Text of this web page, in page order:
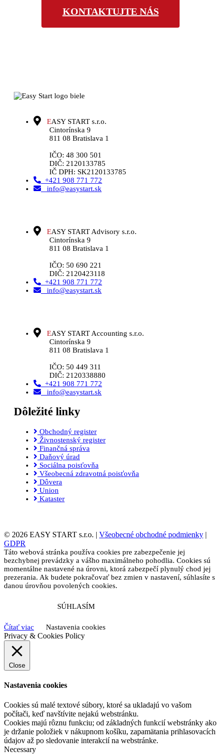
KONTAKTUJTE NÁS
EASY START s.r.o.
Cintorínska 9
811 08 Bratislava 1
IČO: 48 300 501
DIČ: 2120133785
IČ DPH: SK2120133785
+421 908 771 772
info@easystart.sk
EASY START Advisory s.r.o.
Cintorínska 9
811 08 Bratislava 1
IČO: 50 690 221
DIČ: 2120423118
+421 908 771 772
info@easystart.sk
EASY START Accounting s.r.o.
Cintorínska 9
811 08 Bratislava 1
IČO: 50 449 311
DIČ: 2120338880
+421 908 771 772
info@easystart.sk
Dôležité linky
Obchodný register
Živnostenský register
Finančná správa
Daňový úrad
Sociálna poisťovňa
Všeobecná zdravotná poisťovňa
Dôvera
Union
Kataster
© 2026 EASY START s.r.o. | Všeobecné obchodné podmienky |
GDPR
Táto webová stránka používa cookies pre zabezpečenie jej
bezchybnej prevádzky a vášho maximálneho pohodlia. Cookies sú
momentálne nastavené na úrovni, ktorá zabezpečí plynulý chod jej
prezerania. Ak budete pokračovať bez zmien v nastavení, súhlasíte s
danou úrovňou povolených cookies.
SÚHLASÍM
Čítať viac Nastavenia cookies
Privacy & Cookies Policy
Close
Nastavenia cookies
Cookies sú malé textové súbory, ktoré sa ukladajú vo vašom
počítači, keď navštívite nejakú webstránku.
Cookies majú rôznu funkciu; od základných funkcií webstránky ako
je držanie položiek v nákupnom košíku, zapamätania prihlasovacích
údajov až po sledovanie interakcií na webstránke.
Necessary